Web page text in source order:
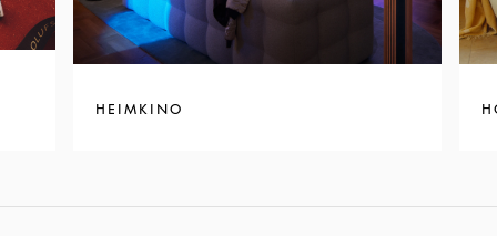
HEIMKINO